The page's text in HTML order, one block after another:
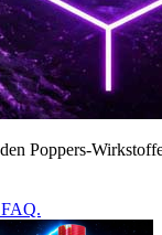
Poppers-